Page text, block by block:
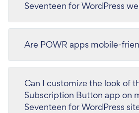
Seventeen for WordPress
Are POWR apps mobile-
Can I customize the look of
Subscription Button app on
Seventeen for WordPress